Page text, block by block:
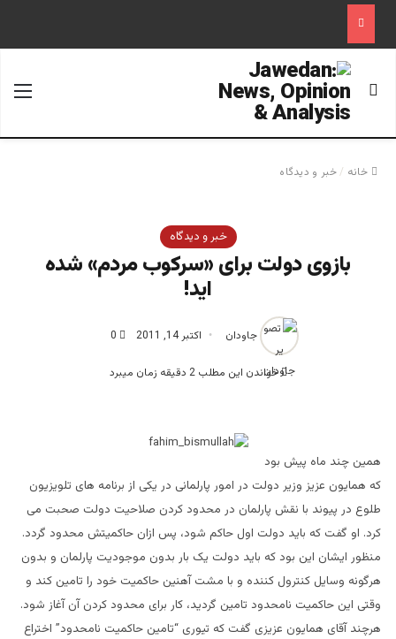
جستجو برای
خانه /خبر و دیدگاه
خبر و دیدگاه
بازوی دولت برای «سرکوب مردم» شده
اید!
جاودان اکتبر 14, 2011 0
خواندن این مطلب 2 دقیقه زمان میبرد
همین چند ماه پیش بود
که همایون عزیز وزیر دولت در امور پارلمانی در یکی از برنامه های تلویزیون
طلوع در پیوند با نقش پارلمان در محدود کردن صلاحیت دولت صحبت می
کرد. او گفت که باید دولت اول حاکم شود، پس ازان حاکمیتش محدود گردد.
منظور ایشان این بود که باید دولت یک بار بدون موجودیت پارلمان و بدون
هرگونه وسایل کنترول کننده و با مشت آهنین حاکمیت خود را تامین کند و
وقتی این حاکمیت نامحدود تامین گردید، کار برای محدود کردن آن آغاز شود.
هرچند آقای همایون عزیزی گفت که تیوری “تامین حاکمیت نامحدود” اختراع